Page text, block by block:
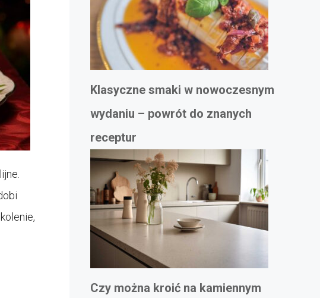
Klasyczne smaki w nowoczesnym
wydaniu – powrót do znanych
receptur
Czy można kroić na kamiennym